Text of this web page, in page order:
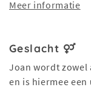
Meer informatie
Geslacht
Joan wordt zowel
en is hiermee een